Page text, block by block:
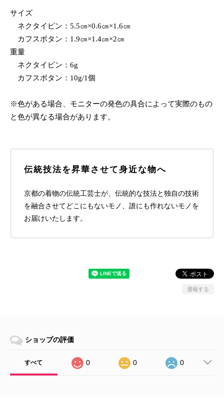
サイズ
ネクタイピン：5.5㎝×0.6㎝×1.6㎝
カフスボタン：1.9㎝×1.4㎝×2㎝
重量
ネクタイピン：6g
カフスボタン：10g/1個
※色がある場合、モニターの発色の具合によって実際のもの
と色が異なる場合があります。
伝統技法を昇華させて身近な物へ
京都の着物の伝統工芸士が、伝統的な技法と独自の技術
を融合させてどこにもないモノ、誰にも作れないモノを
お届けいたします。
通報する
ショップの評価
すべて 0 0 0